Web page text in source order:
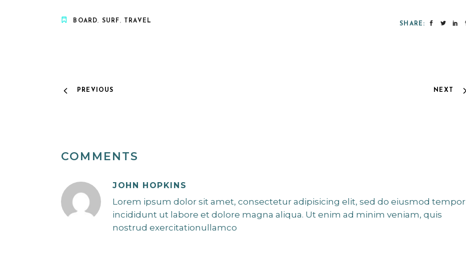
BOARD, SURF , TRAVEL SHARE:
PREVIOUS NEXT
COMMENTS
JOHN HOPKINS
Lorem ipsum dolor sit amet, consectetur adipisicing elit, sed do eiusmod tempor
incididunt ut labore et dolore magna aliqua. Ut enim ad minim veniam, quis
nostrud exercitationullamco